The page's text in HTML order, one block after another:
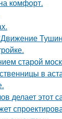
комфорт.
старой
в
делает этот